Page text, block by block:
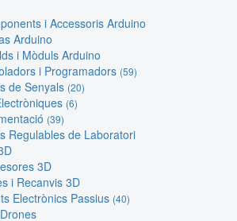
i Accessoris Arduino
Arduino
i Mòduls Arduino
i Programadors (59)
de Senyals (20)
(6)
(39)
Regulables de Laboratori
3D
i Recanvis 3D
Electrònics Passius (40)